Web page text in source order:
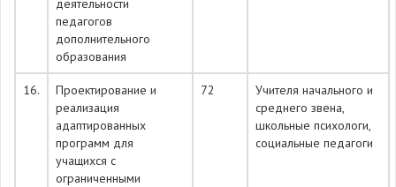
деятельности
педагогов
дополнительного
образования
16.
Проектирование и
реализация
адаптированных
программ для
учащихся с
ограниченными
72
Учителя начального и
среднего звена,
школьные психологи,
социальные педагоги